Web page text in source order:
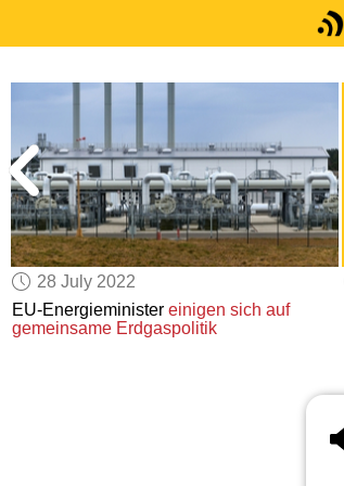
28 July 2022
EU-Energieministereinigen sich auf
gemeinsame Erdgaspolitik